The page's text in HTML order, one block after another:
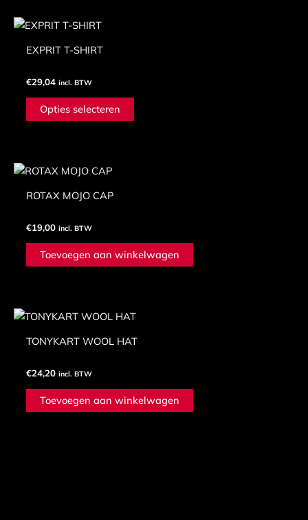
EXPRIT T-SHIRT
€29,04 incl. BTW
Opties selecteren
optie
ROTAX MOJO CAP
€19,00 incl. BTW
Toevoegen aan winkelwagen
TONYKART WOOL HAT
€24,20 incl. BTW
Toevoegen aan winkelwagen